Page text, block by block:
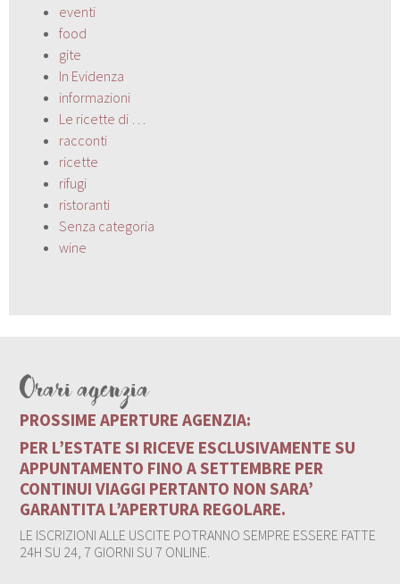
eventi
food
gite
In Evidenza
informazioni
Le ricette di …
racconti
ricette
rifugi
ristoranti
Senza categoria
wine
Orari agenzia
PROSSIME APERTURE AGENZIA:
PER L’ESTATE SI RICEVE ESCLUSIVAMENTE SU
APPUNTAMENTO FINO A SETTEMBRE PER
CONTINUI VIAGGI PERTANTO NON SARA’
GARANTITA L’APERTURA REGOLARE.
LE ISCRIZIONI ALLE USCITE POTRANNO SEMPRE ESSERE FATTE
24H SU 24, 7 GIORNI SU 7 ONLINE.